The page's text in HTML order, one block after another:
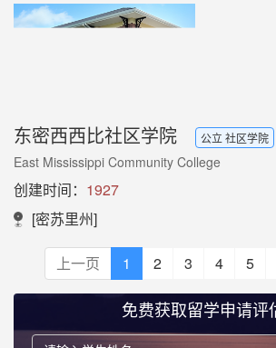
东密西西比社区学院 公立 社区学院
East Mississippi Community College
创建时间： 1927
[密苏里州]
上一页 1 2 3 4 5
免费获取留学申请评